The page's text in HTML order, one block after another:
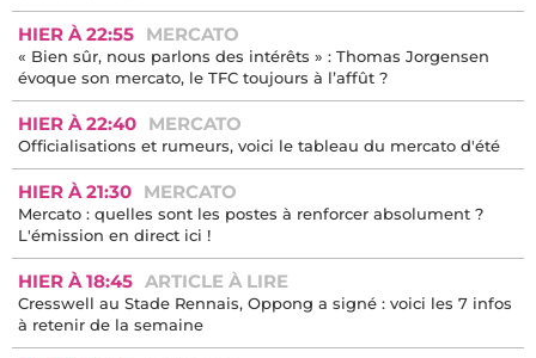
HIER À 22:55 MERCATO
« Bien sûr, nous parlons des intérêts » : Thomas Jorgensen
évoque son mercato, le TFC toujours à l’affût ?
HIER À 22:40 MERCATO
Officialisations et rumeurs, voici le tableau du mercato d'été
HIER À 21:30 MERCATO
Mercato : quelles sont les postes à renforcer absolument ?
L'émission en direct ici !
HIER À 18:45 ARTICLE À LIRE
Cresswell au Stade Rennais, Oppong a signé : voici les 7 infos
à retenir de la semaine